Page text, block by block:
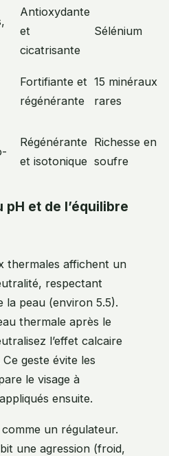
Antioxydante
et
cicatrisante
Sélénium
Fortifiante et
régénérante
15 minéraux
rares
Régénérante
et isotonique
Richesse en
soufre
pH et de l’équilibre
thermales affichent un
respectant
la peau (environ 5.5).
thermale après le
l’effet calcaire
geste évite les
le visage à
ensuite.
comme un régulateur.
une agression (froid,